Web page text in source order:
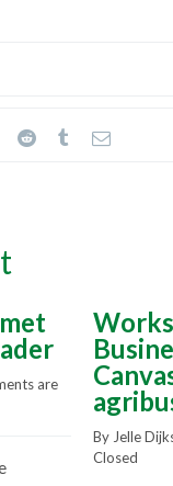
are
By Jelle
Closed